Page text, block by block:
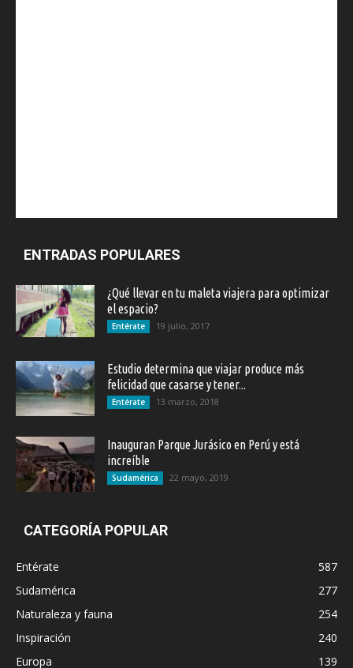
ENTRADAS POPULARES
¿Qué llevar en tu maleta viajera para optimizar
el espacio?
Entérate 19 julio, 2017
Estudio determina que viajar produce más
felicidad que casarse y tener...
Entérate 13 marzo, 2018
Inauguran Parque Jurásico en Perú y está
increíble
Sudamérica 22 mayo, 2019
CATEGORÍA POPULAR
Entérate
587
Sudamérica
277
Naturaleza y fauna
254
Inspiración
240
Europa
139